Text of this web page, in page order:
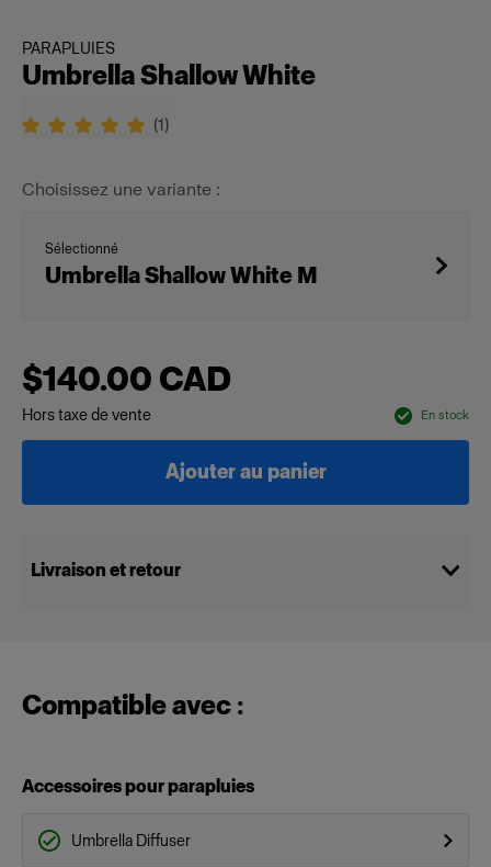
PARAPLUIES
Umbrella Shallow White
(1)
Choisissez une variante :
Sélectionné
Umbrella Shallow White M
$140.00 CAD
Hors taxe de vente En stock
Ajouter au panier
Livraison et retour
Compatible avec :
Accessoires pour parapluies
Umbrella Diffuser